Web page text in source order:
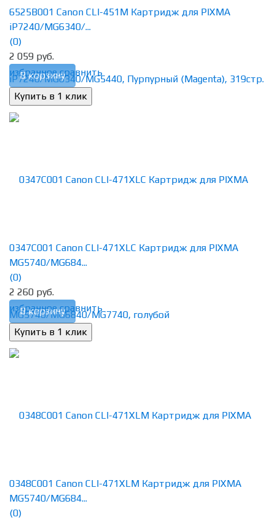
избранное сравнить
6525B001 Canon CLI-451M Картридж для PIXMA
iP7240/MG6340/...
(0)
2 059 руб.
В корзину
избранное сравнить
0347C001 Canon CLI-471XLC Картридж для PIXMA
MG5740/MG684...
(0)
2 260 руб.
В корзину
0348C001 Canon CLI-471XLM Картридж для PIXMA
MG5740/MG684...
(0)